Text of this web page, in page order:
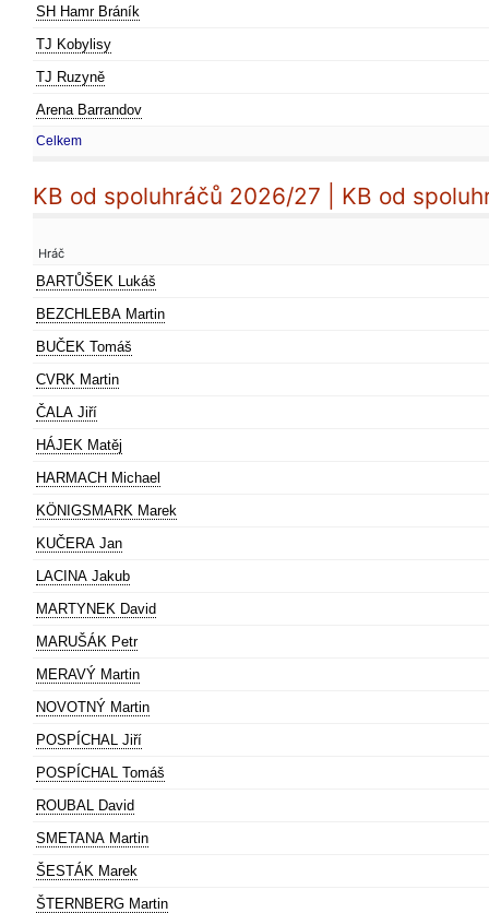
SH Hamr Bráník
TJ Kobylisy
TJ Ruzyně
Arena Barrandov
Celkem
KB od spoluhráčů 2026/27 | KB od
Hráč
BARTŮŠEK Lukáš
BEZCHLEBA Martin
BUČEK Tomáš
CVRK Martin
ČALA Jiří
HÁJEK Matěj
HARMACH Michael
KÖNIGSMARK Marek
KUČERA Jan
LACINA Jakub
MARTYNEK David
MARUŠÁK Petr
MERAVÝ Martin
NOVOTNÝ Martin
POSPÍCHAL Jiří
POSPÍCHAL Tomáš
ROUBAL David
SMETANA Martin
ŠESTÁK Marek
ŠTERNBERG Martin